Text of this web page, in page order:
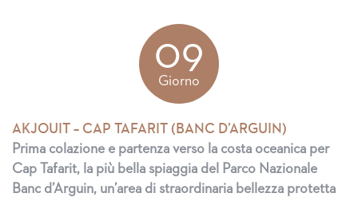
09
Giorno
AKJOUIT – CAP TAFARIT (BANC D’ARGUIN)
Prima colazione e partenza verso la costa oceanica per
Cap Tafarit, la più bella spiaggia del Parco Nazionale
Banc d’Arguin, un’area di straordinaria bellezza protetta